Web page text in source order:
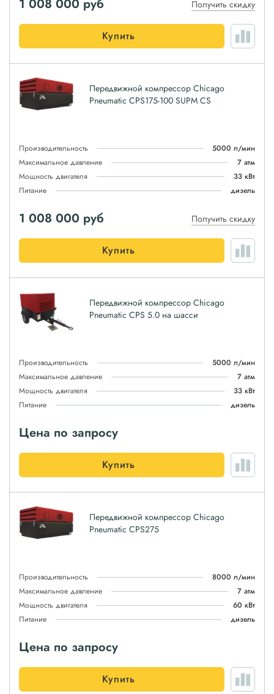
1 008 000 руб Получить скидку
Купить
Передвижной компрессор Chicago
Pneumatic CPS175-100 SUPM CS
Производительность
5000 л/мин
Максимальное давление
7 атм
Мощность двигателя
33 кВт
Питание
дизель
1 008 000 руб Получить скидку
Купить
Передвижной компрессор Chicago
Pneumatic CPS 5.0 на шасси
Производительность
5000 л/мин
Максимальное давление
7 атм
Мощность двигателя
33 кВт
Питание
дизель
Цена по запросу
Купить
Передвижной компрессор Chicago
Pneumatic CPS275
Производительность
8000 л/мин
Максимальное давление
7 атм
Мощность двигателя
60 кВт
Питание
дизель
Цена по запросу
Купить